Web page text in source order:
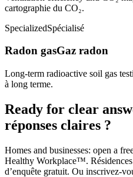
cartographie du CO₂.
SpecializedSpécialisé
Radon gasGaz radon
Long-term radioactive soil gas
à long terme.
Ready for clear
réponses claires ?
Homes and businesses: open a
Healthy Workplace™.
d’enquête gratuit. Ou inscrivez-